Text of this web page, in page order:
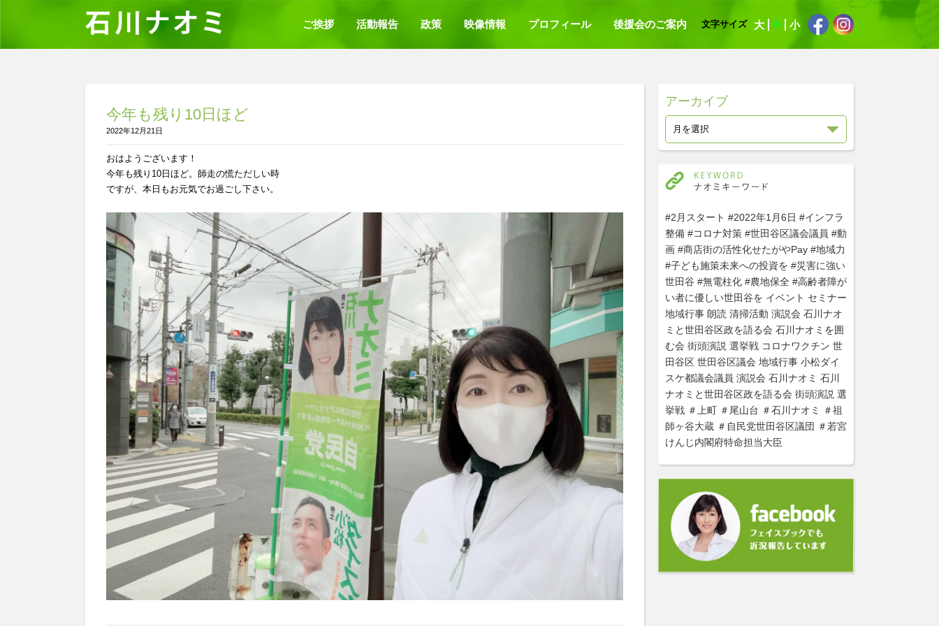
ご挨拶 活動報告 政策 映像情報 プロフィール 後援会のご案内 文字サイズ 大 中 小
今年も残り10日ほど
2022年12月21日
おはようございます！
今年も残り10日ほど。師走の慌ただしい時
ですが、本日もお元気でお過ごし下さい。
アーカイブ
#2月スタート #2022年1月6日 #インフラ
整備 #コロナ対策 #世田谷区議会議員 #動
画 #商店街の活性化せたがやPay #地域力
#子ども施策未来への投資を #災害に強い
世田谷 #無電柱化 #農地保全 #高齢者障が
い者に優しい世田谷を イベント セミナー
地域行事 朗読 清掃活動 演説会 石川ナオ
ミと世田谷区政を語る会 石川ナオミを囲
む会 街頭演説 選挙戦 コロナワクチン 世
田谷区 世田谷区議会 地域行事 小松ダイ
スケ都議会議員 演説会 石川ナオミ 石川
ナオミと世田谷区政を語る会 街頭演説 選
挙戦 ＃上町 ＃尾山台 ＃石川ナオミ
＃祖
師ヶ谷大蔵 ＃自民党世田谷区議団 ＃若宮
けんじ内閣府特命担当大臣